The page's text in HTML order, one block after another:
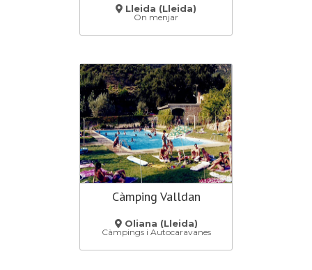
Lleida (Lleida)
On menjar
Càmping Valldan
Oliana (Lleida)
Càmpings i Autocaravanes